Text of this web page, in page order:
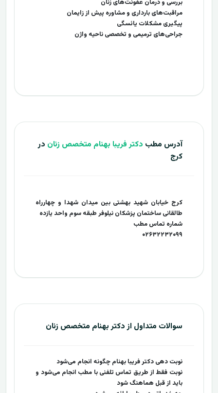
بررسی و درمان عفونت‌های زنان
مراقبت‌های بارداری و مشاوره پیش از زایمان
پیگیری مشکلات یائسگی
جراحی‌های ترمیمی و تخصصی ناحیه واژن
آدرس مطب دکتر فریبا بهنام متخصص زنان در
کرج
کرج خیابان شهید بهشتی بین میدان شهدا و چهارراه
طالقانی ساختمان پزشکان نیلوفر طبقه سوم واحد یازده
شماره تماس مطب
۰۲۶۳۲۲۳۲۰۹۹
سوالات متداول از دکتر بهنام متخصص زنان
نوبت دهی دکتر فریبا بهنام چگونه انجام می‌شود
نوبت فقط از طریق تماس تلفنی با مطب انجام می‌شود و
باید از قبل هماهنگ شود